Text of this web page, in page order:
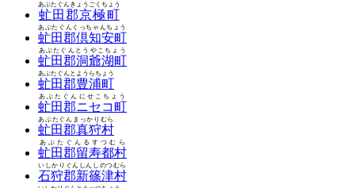
虻田郡京極町
あぶたぐんきょうごくちょう
虻田郡倶知安町
あぶたぐんくっちゃんちょう
虻田郡洞爺湖町
あぶたぐんとうやこちょう
虻田郡豊浦町
あぶたぐんとようらちょう
虻田郡ニセコ町
あぶたぐんにせこちょう
虻田郡真狩村
あぶたぐんまっかりむら
虻田郡留寿都村
あぶたぐんるすつむら
石狩郡新篠津村
いしかりぐんしんしのつむら